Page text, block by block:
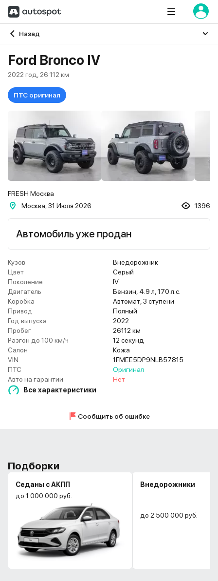
Назад
Главная
Ford Bronco IV
2022 год, 26 112 км
ПТС оригинал
FRESH Москва
Москва, 31 Июля 2026
1396
Автомобиль уже продан
Кузов
Внедорожник
Цвет
Серый
Поколение
IV
Двигатель
Бензин, 4.9 л, 170 л.с.
Коробка
Автомат, 3 ступени
Привод
Полный
Год выпуска
2022
Пробег
26112 км
Разгон до 100 км/ч
12 секунд
Салон
Кожа
VIN
1FMEE5DP9NLB57815
ПТС
Оригинал
Авто на гарантии
Нет
Все характеристики
Сообщить об ошибке
Подборки
Седаны с АКПП
до 1 000 000 руб.
Внедорожники
до 2 500 000 руб.